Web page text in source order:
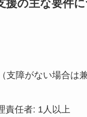
援の主な要件
支障がない場合は兼
責任者: 1人以上